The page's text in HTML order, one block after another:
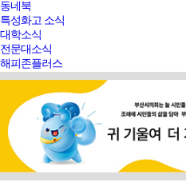
동네북
특성화고 소식
대학소식
전문대소식
해피존플러스